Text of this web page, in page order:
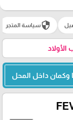
securityسياسة المتجر
الأولاد
وكمان داخل المحل